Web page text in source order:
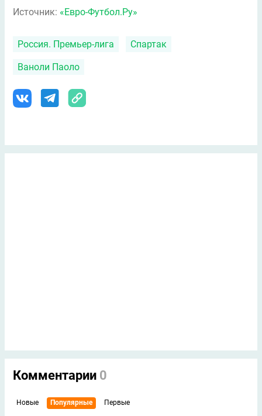
Источник: «Евро-Футбол.Ру»
Россия. Премьер-лига Спартак
Ваноли Паоло
Комментарии 0
Новые Популярные Первые